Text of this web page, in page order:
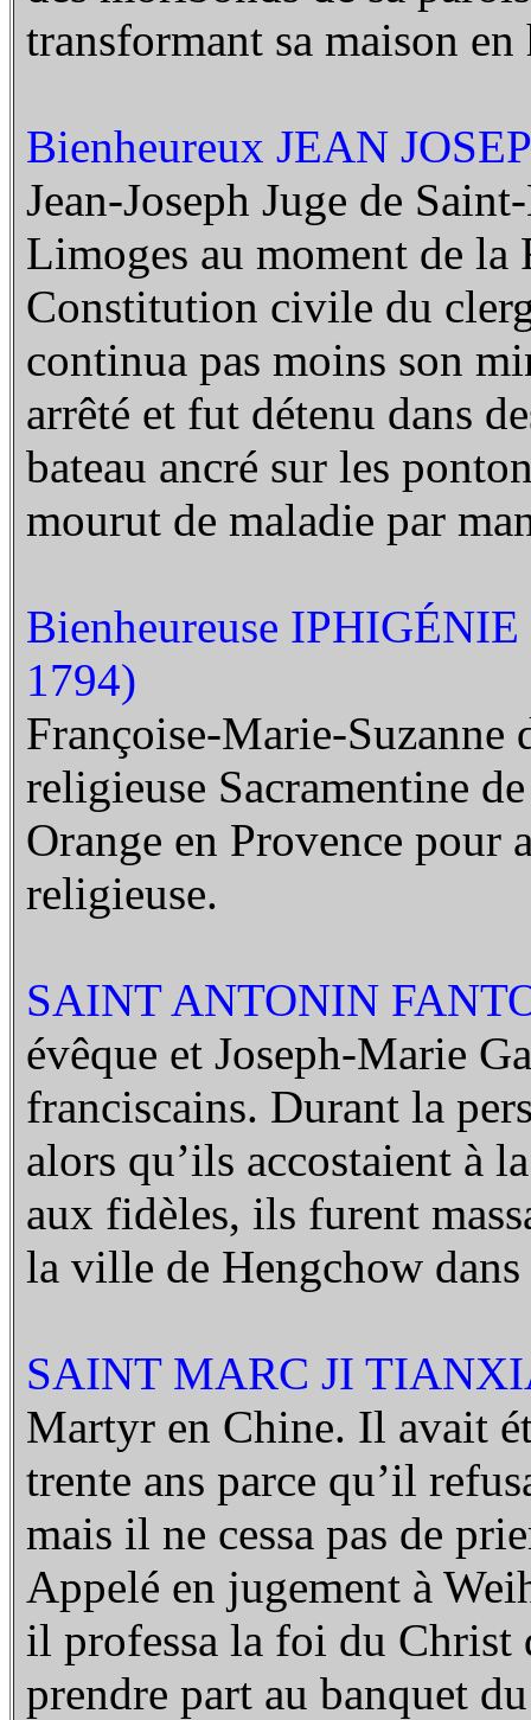
transformant sa maison
Bienheureux JEAN
Jean-Joseph Juge de
Limoges au moment de
Constitution civile du
continua pas moins son
arrêté et fut détenu dans
bateau ancré sur les
mourut de maladie par
Bienheureuse
1794)
Françoise-Marie-Suzanne
religieuse Sacramentine
Orange en Provence
religieuse.
SAINT ANTONIN
évêque et Joseph-Marie
franciscains. Durant la
alors qu’ils accostaient à
aux fidèles, ils furent
la ville de Hengchow
SAINT MARC JI
Martyr en Chine. Il avait
trente ans parce qu’il
mais il ne cessa pas de
Appelé en jugement à
il professa la foi du Christ
prendre part au banquet